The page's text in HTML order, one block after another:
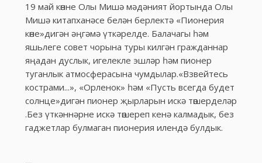
19 май көнне Олы Мишә мәдәният йортында Олы
Мишә китапханәсе белән берлектә «Пионерия
көне»дигән әңгәмә үткәрелде. Балачагы һәм
яшьлеге совет чорына туры килгән гражданнар
яңадан дуслык, игелекле эшләр һәм пионер
туганлык атмосферасына чумдылар.«Взвейтесь
кострами...», «Орленок» һәм «Пусть всегда будет
солнце»дигән пионер җырларын искә төшерделәр
.Без үткәннәрне искә төшереп кенә калмадык, без
гаджетлар булмаган пионерия илендә булдык.